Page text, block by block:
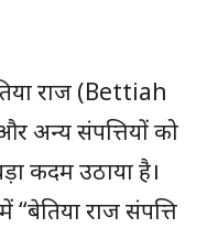
राज (Bettiah
अन्य संपत्तियों को
कदम उठाया है।
राज संपत्ति